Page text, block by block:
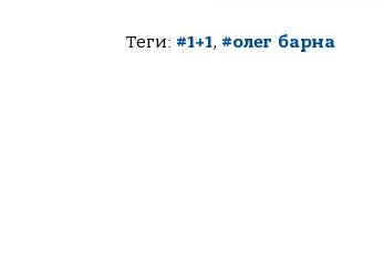
Теги: #1+1, #олег барна